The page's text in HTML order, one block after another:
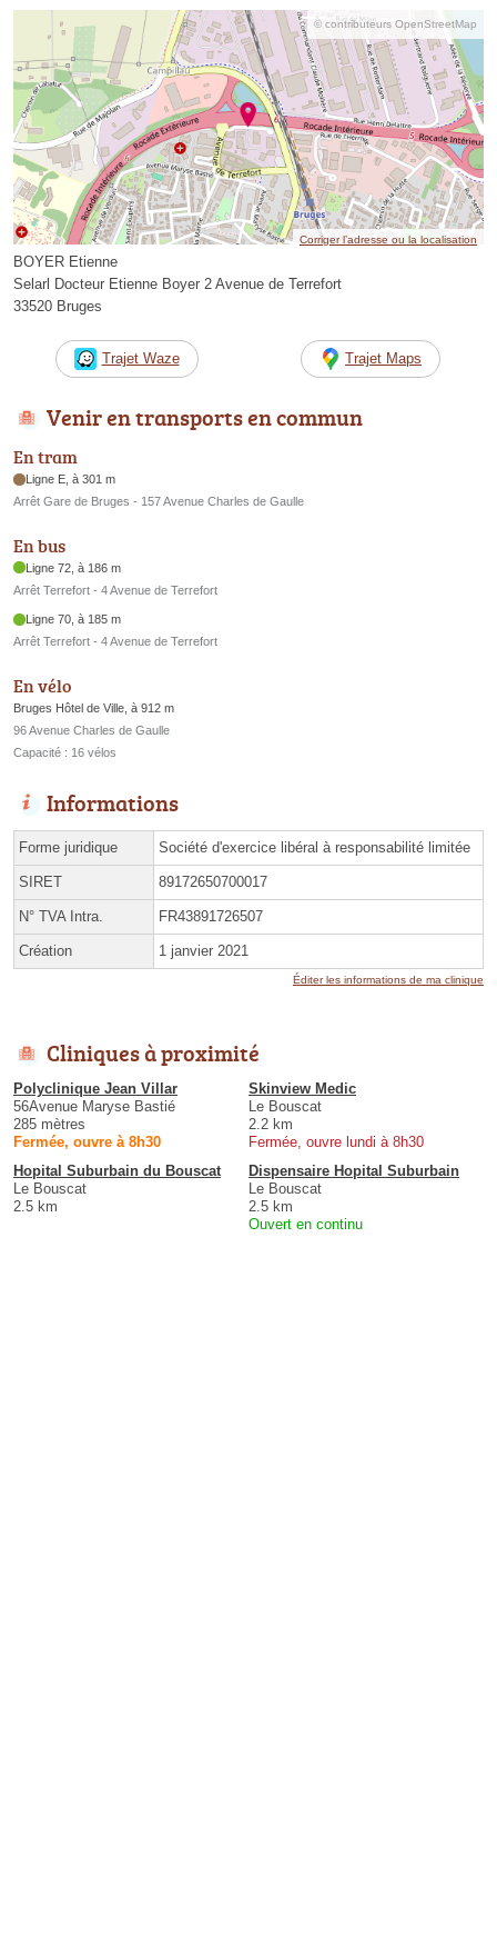
© contributeurs OpenStreetMap
Corriger l’adresse ou la localisation
BOYER Etienne
Selarl Docteur Etienne Boyer 2 Avenue de Terrefort
33520 Bruges
Trajet Waze Trajet Maps
Venir en transports en commun
En tram
Ligne E, à 301 m
Arrêt Gare de Bruges - 157 Avenue Charles de Gaulle
En bus
Ligne 72, à 186 m
Arrêt Terrefort - 4 Avenue de Terrefort
Ligne 70, à 185 m
Arrêt Terrefort - 4 Avenue de Terrefort
En vélo
Bruges Hôtel de Ville, à 912 m
96 Avenue Charles de Gaulle
Capacité : 16 vélos
Informations
Forme juridique Société d'exercice libéral à responsabilité limitée
SIRET 89172650700017
N° TVA Intra. FR43891726507
Création 1 janvier 2021
Éditer les informations de ma clinique
Cliniques à proximité
Polyclinique Jean Villar
56Avenue Maryse Bastié
285 mètres
Fermée, ouvre à 8h30
Skinview Medic
Le Bouscat
2.2 km
Fermée, ouvre lundi à 8h30
Hopital Suburbain du Bouscat
Le Bouscat
2.5 km
Dispensaire Hopital Suburbain
Le Bouscat
2.5 km
Ouvert en continu